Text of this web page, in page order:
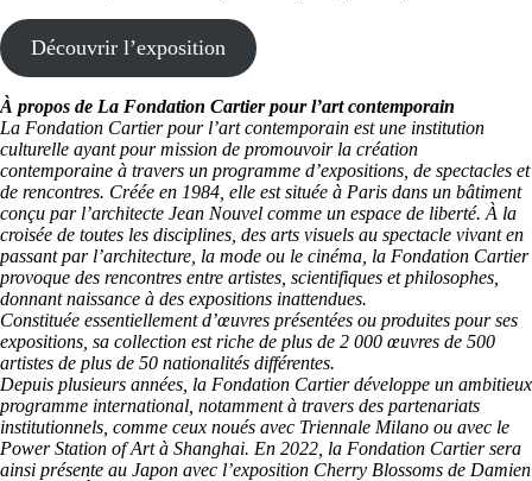
Découvrir l’exposition
À propos de La Fondation Cartier pour l’art contemporain
La Fondation Cartier pour l’art contemporain est une institution
culturelle ayant pour mission de promouvoir la création
contemporaine à travers un programme d’expositions, de spectacles et
de rencontres. Créée en 1984, elle est située à Paris dans un bâtiment
conçu par l’architecte Jean Nouvel comme un espace de liberté. À la
croisée de toutes les disciplines, des arts visuels au spectacle vivant en
passant par l’architecture, la mode ou le cinéma, la Fondation Cartier
provoque des rencontres entre artistes, scientifiques et philosophes,
donnant naissance à des expositions inattendues.
Constituée essentiellement d’œuvres présentées ou produites pour ses
expositions, sa collection est riche de plus de 2 000 œuvres de 500
artistes de plus de 50 nationalités différentes.
Depuis plusieurs années, la Fondation Cartier développe un ambitieux
programme international, notamment à travers des partenariats
institutionnels, comme ceux noués avec Triennale Milano ou avec le
Power Station of Art à Shanghai. En 2022, la Fondation Cartier sera
ainsi présente au Japon avec l’exposition Cherry Blossoms de Damien